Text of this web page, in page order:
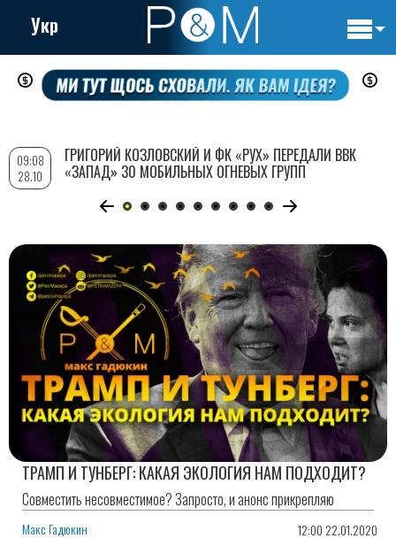
Перейти
содержанию
Укр
ТРАМП И ТУНБЕРГ: КАКАЯ ЭКОЛОГИЯ НАМ ПОДХОДИТ?
Совместить несовместимое? Запросто, и анонс прикрепляю
Макс Гадюкин 12:00 22.01.2020
09:08
28.10
ГРИГОРИЙ КОЗЛОВСКИЙ И ФК «РУХ» ПЕРЕДАЛИ ВВК
«ЗАПАД» 30 МОБИЛЬНЫХ ОГНЕВЫХ ГРУПП